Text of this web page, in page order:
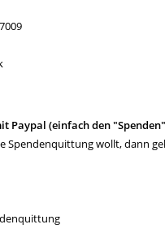
Paypal (einfach den
Spendenquittung wollt, dann